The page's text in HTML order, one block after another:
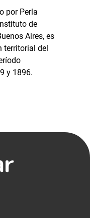
por Perla
de
Aires, es
territorial del
y 1896.